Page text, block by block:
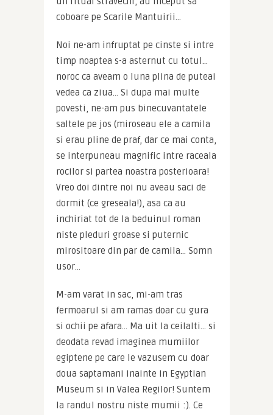
coboare pe Scarile Mantuirii…
Noi ne-am infruptat pe cinste si intre
timp noaptea s-a asternut cu totul…
noroc ca aveam o luna plina de puteai
vedea ca ziua… Si dupa mai multe
povesti, ne-am pus binecuvantatele
saltele pe jos (miroseau ele a camila
si erau pline de praf, dar ce mai conta,
se interpuneau magnific intre raceala
rocilor si partea noastra posterioara!
Vreo doi dintre noi nu aveau saci de
dormit (ce greseala!), asa ca au
inchiriat tot de la beduinul roman
niste pleduri groase si puternic
mirositoare din par de camila… Somn
usor…
M-am varat in sac, mi-am tras
fermoarul si am ramas doar cu gura
si ochii pe afara… Ma uit la ceilalti… si
deodata revad imaginea mumiilor
egiptene pe care le vazusem cu doar
doua saptamani inainte in Egyptian
Museum si in Valea Regilor! Suntem
la randul nostru niste mumii :). Ce